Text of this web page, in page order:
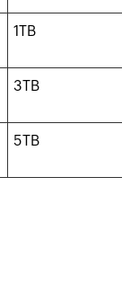
1TB
3TB
5TB